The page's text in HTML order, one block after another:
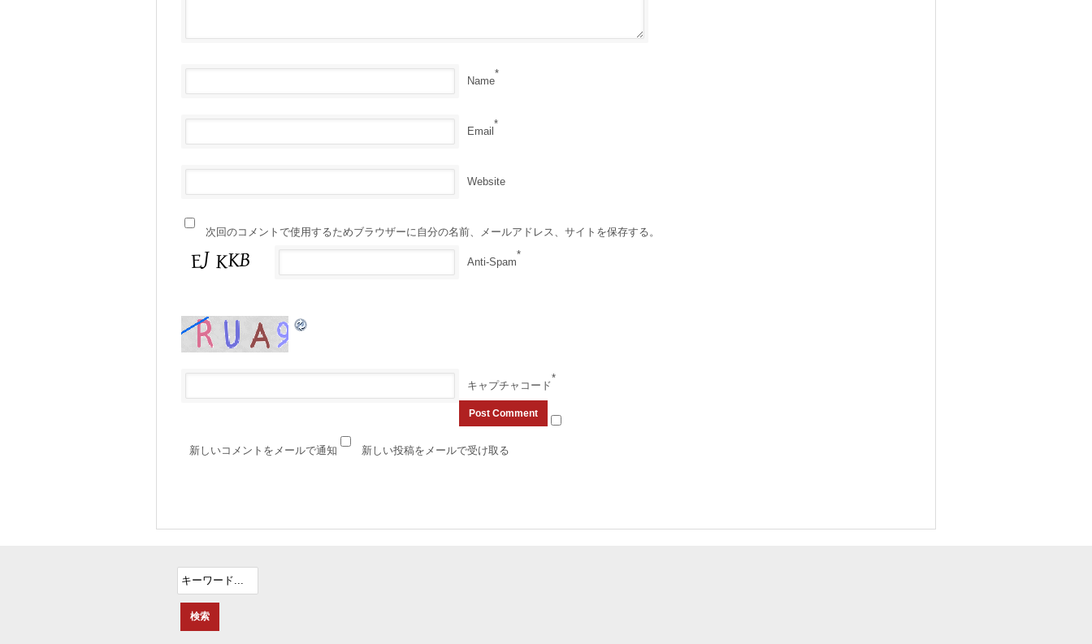
Name
*
Email
*
Website
次回のコメントで使用するためブラウザーに自分の名前、メールアドレス、サイトを保存する。
Anti-Spam
*
キャプチャコード
*
新しいコメントをメールで通知 新しい投稿をメールで受け取る